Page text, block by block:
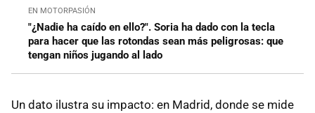
EN MOTORPASIÓN
"¿Nadie ha caído en ello?". Soria ha dado con la tecla
para hacer que las rotondas sean más peligrosas: que
tengan niños jugando al lado
Un dato ilustra su impacto: en Madrid, donde se mide